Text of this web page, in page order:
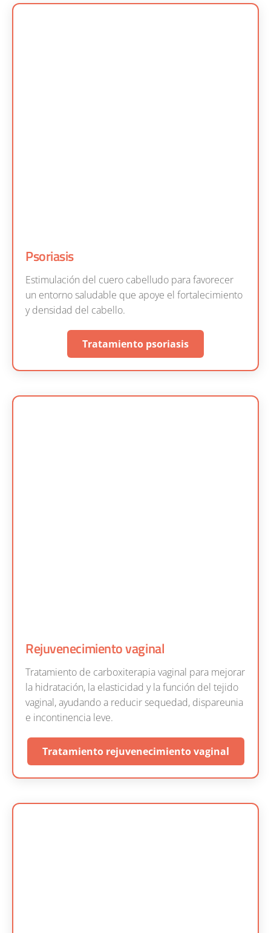
Psoriasis
Estimulación del cuero cabelludo para favorecer
un entorno saludable que apoye el fortalecimiento
y densidad del cabello.
Tratamiento psoriasis
Rejuvenecimiento vaginal
Tratamiento de carboxiterapia vaginal para mejorar
la hidratación, la elasticidad y la función del tejido
vaginal, ayudando a reducir sequedad, dispareunia
e incontinencia leve.
Tratamiento rejuvenecimiento vaginal